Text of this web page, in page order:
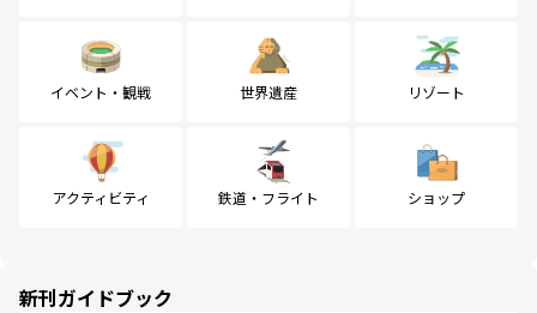
イベント・観戦 世界遺産 リゾート
アクティビティ 鉄道・フライト ショップ
新刊ガイドブック